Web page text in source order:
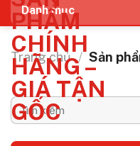
Danh mục
Trang chủ / Sản
Tìm
kiếm: